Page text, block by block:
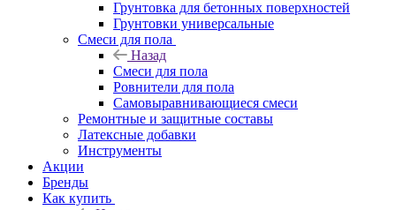
Грунтовка для бетонных поверхностей
Грунтовки универсальные
Смеси для пола
Назад
Смеси для пола
Ровнители для пола
Самовыравнивающиеся смеси
Ремонтные и защитные составы
Латексные добавки
Инструменты
Акции
Бренды
Как купить